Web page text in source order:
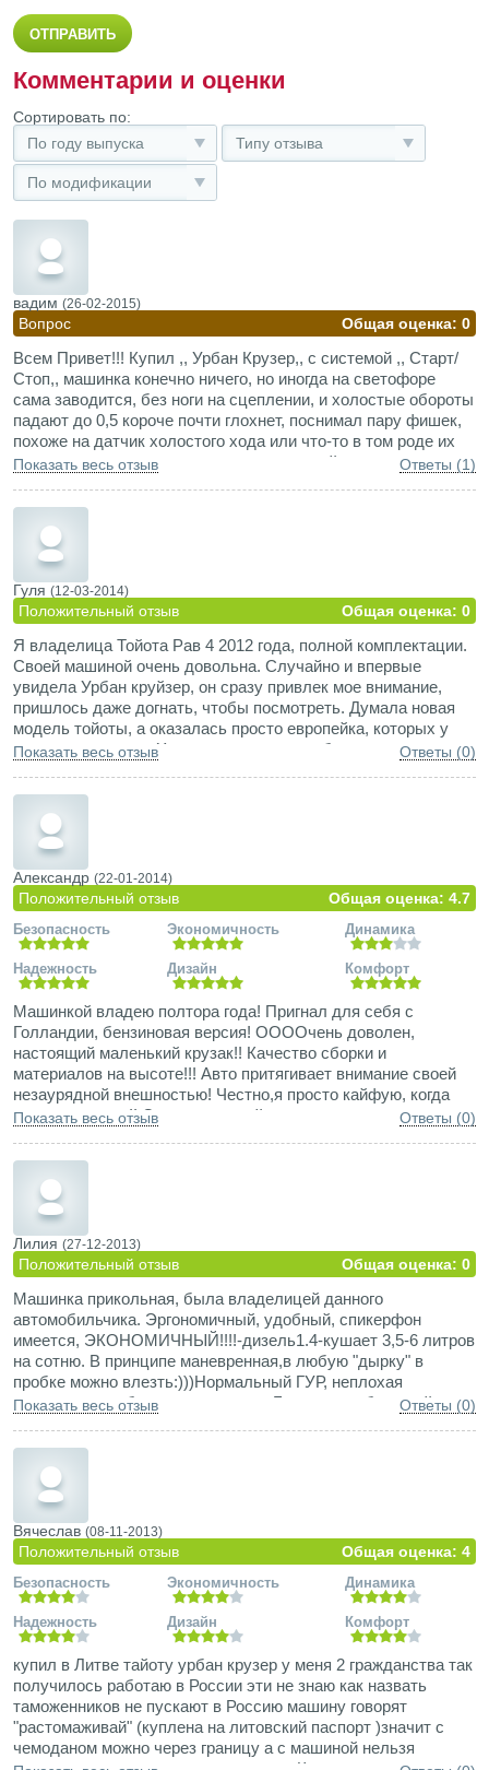
Комментарии и оценки
Сортировать по:
По году выпуска
Типу отзыва
По модификации
вадим (26-02-2015)
Вопрос Общая оценка: 0
Всем Привет!!! Купил ,, Урбан Крузер,, с системой ,, Старт/
Стоп,, машинка конечно ничего, но иногда на светофоре
сама заводится, без ноги на сцеплении, и холостые обороты
падают до 0,5 короче почти глохнет, поснимал пару фишек,
похоже на датчик холостого хода или что-то в том роде их
там два штуки на моторе сверху по правой стороне мотора,
Показать весь отзыв Ответы (1)
Гуля (12-03-2014)
Положительный отзыв Общая оценка: 0
Я владелица Тойота Рав 4 2012 года, полной комплектации.
Своей машиной очень довольна. Случайно и впервые
увидела Урбан круйзер, он сразу привлек мое внимание,
пришлось даже догнать, чтобы посмотреть. Думала новая
модель тойоты, а оказалась просто европейка, которых у
нас почему-то нет. Хотя думаю нашлись бы
дочки заинтересовалась. И цена авто разумная и
экономична для городских пробок.
Показать весь отзыв Ответы (0)
Александр (22-01-2014)
Положительный отзыв Общая оценка: 4.7
Безопасность Экономичность Динамика
Надежность Дизайн Комфорт
Машинкой владею полтора года! Пригнал для себя с
Голландии, бензиновая версия! ООООчень доволен,
настоящий маленький крузак!! Качество сборки и
материалов на высоте!!! Авто притягивает внимание своей
незаурядной внешностью! Честно,я просто кайфую, когда
сажусь за руль!! Считаю, что тойота полностью
Показать весь отзыв Ответы (0)
Лилия (27-12-2013)
Положительный отзыв Общая оценка: 0
Машинка прикольная, была владелицей данного
автомобильчика. Эргономичный, удобный, спикерфон
имеется, ЭКОНОМИЧНЫЙ!!!!-дизель1.4-кушает 3,5-6 литров
на сотню. В принципе маневренная,в любую "дырку" в
пробке можно влезть:)))Нормальный ГУР, неплохая
проходимость-благодаря дизелю. Багажник небольшой, но
влезает:)7 подушек безопасности. По сиденьям согласна-
передние очень удобные. Много полочек-ящичков.
Из минусов-зимой в средней полосе нужен "Вебасто"(для
дизелей), иначе просто машина промерзает изнутри сильно
и долго очень прогревается салон. Нет подогрева сидений.
Малый радиус разворота, хотя машинка маленькая. При
езде с открытыми окнами закладывает уши (гул, опять же
дизель, может на бензине такого нет???) Маловато место
сзади-только для двоих.
Показать весь отзыв Ответы (0)
Вячеслав (08-11-2013)
Положительный отзыв Общая оценка: 4
Безопасность Экономичность Динамика
Надежность Дизайн Комфорт
купил в Литве тайоту урбан крузер у меня 2 гражданства так
получилось работаю в России эти не знаю как назвать
таможенников не пускают в Россию машину говорят
"растомаживай" (куплена на литовский паспорт )значит с
чемоданом можно через границу а с машиной нельзя